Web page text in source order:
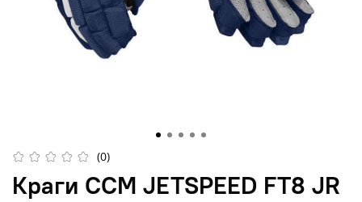
(0)
Краги CCM JETSPEED FT8 JR